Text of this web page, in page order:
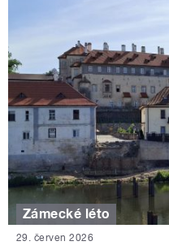
Zámecké léto
29. červen 2026